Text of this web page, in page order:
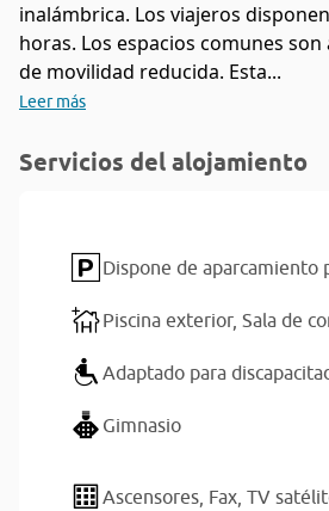
inalámbrica. Los viajeros
horas. Los espacios comunes
de movilidad reducida. Esta...
Leer más
Servicios del alojamiento
Dispone de aparcamiento
Piscina exterior, Sala de
Adaptado para
Gimnasio
Ascensores, Fax, TV